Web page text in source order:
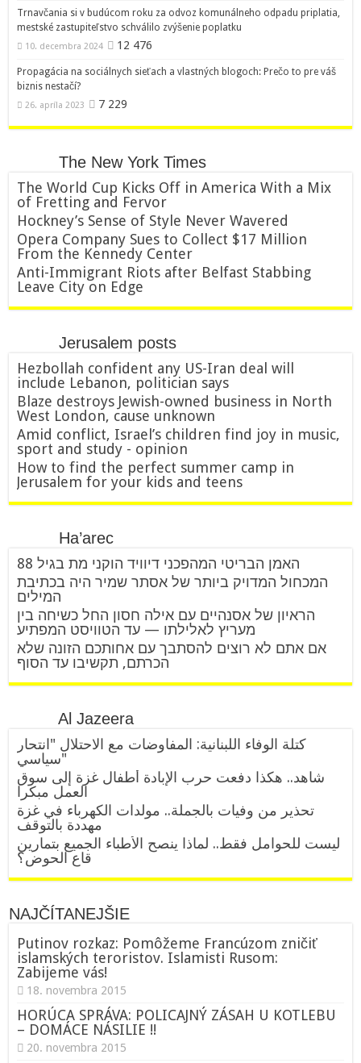
Trnavčania si v budúcom roku za odvoz komunálneho odpadu priplatia,
mestské zastupiteľstvo schválilo zvýšenie poplatku
10. decembra 2024 12 476
Propagácia na sociálnych sieťach a vlastných blogoch: Prečo to pre váš
biznis nestačí?
26. apríla 2023 7 229
The New York Times
The World Cup Kicks Off in America With a Mix
of Fretting and Fervor
Hockney’s Sense of Style Never Wavered
Opera Company Sues to Collect $17 Million
From the Kennedy Center
Anti-Immigrant Riots after Belfast Stabbing
Leave City on Edge
Jerusalem posts
Hezbollah confident any US-Iran deal will
include Lebanon, politician says
Blaze destroys Jewish-owned business in North
West London, cause unknown
Amid conflict, Israel’s children find joy in music,
sport and study - opinion
How to find the perfect summer camp in
Jerusalem for your kids and teens
Ha’arec
האמן הבריטי המהפכני דיוויד הוקני מת בגיל 88
המכחול המדויק ביותר של אסתר שמיר היה בכתיבת
המילים
הראיון של אסנהיים עם אילה חסון החל כשיחה בין
מעריץ לאלילתו — עד הטוויסט המפתיע
אם אתם לא רוצים להסתבך עם אחותכם הזונה שלא
הכרתם, תקשיבו עד הסוף
Al Jazeera
كتلة الوفاء اللبنانية: المفاوضات مع الاحتلال "انتحار
سياسي"
شاهد.. هكذا دفعت حرب الإبادة أطفال غزة إلى سوق
العمل مبكرا
تحذير من وفيات بالجملة.. مولدات الكهرباء في غزة
مهددة بالتوقف
ليست للحوامل فقط.. لماذا ينصح الأطباء الجميع بتمارين
قاع الحوض؟
NAJČÍTANEJŠIE
Putinov rozkaz: Pomôžeme Francúzom zničiť
islamských teroristov. Islamisti Rusom:
Zabijeme vás!
18. novembra 2015
HORÚCA SPRÁVA: POLICAJNÝ ZÁSAH U KOTLEBU
– DOMÁCE NÁSILIE !!
20. novembra 2015